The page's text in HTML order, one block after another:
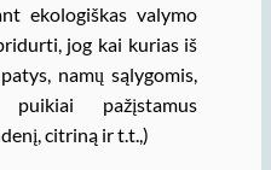
ekologiškas valymo
jog kai kurias iš
namų sąlygomis,
puikiai pažįstamus
citriną ir t.t.,)